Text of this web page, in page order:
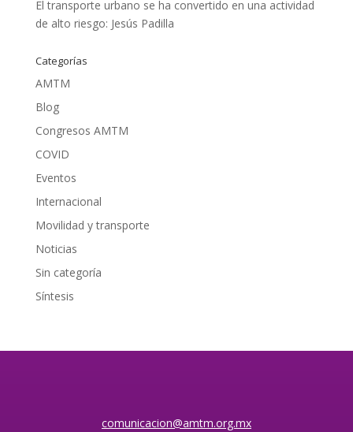
El transporte urbano se ha convertido en una actividad
de alto riesgo: Jesús Padilla
Categorías
AMTM
Blog
Congresos AMTM
COVID
Eventos
Internacional
Movilidad y transporte
Noticias
Sin categoría
Síntesis
comunicacion@amtm.org.mx